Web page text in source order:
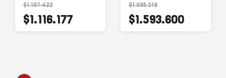
$1.187.422
$1.116.177
$1.695.319
$1.593.600